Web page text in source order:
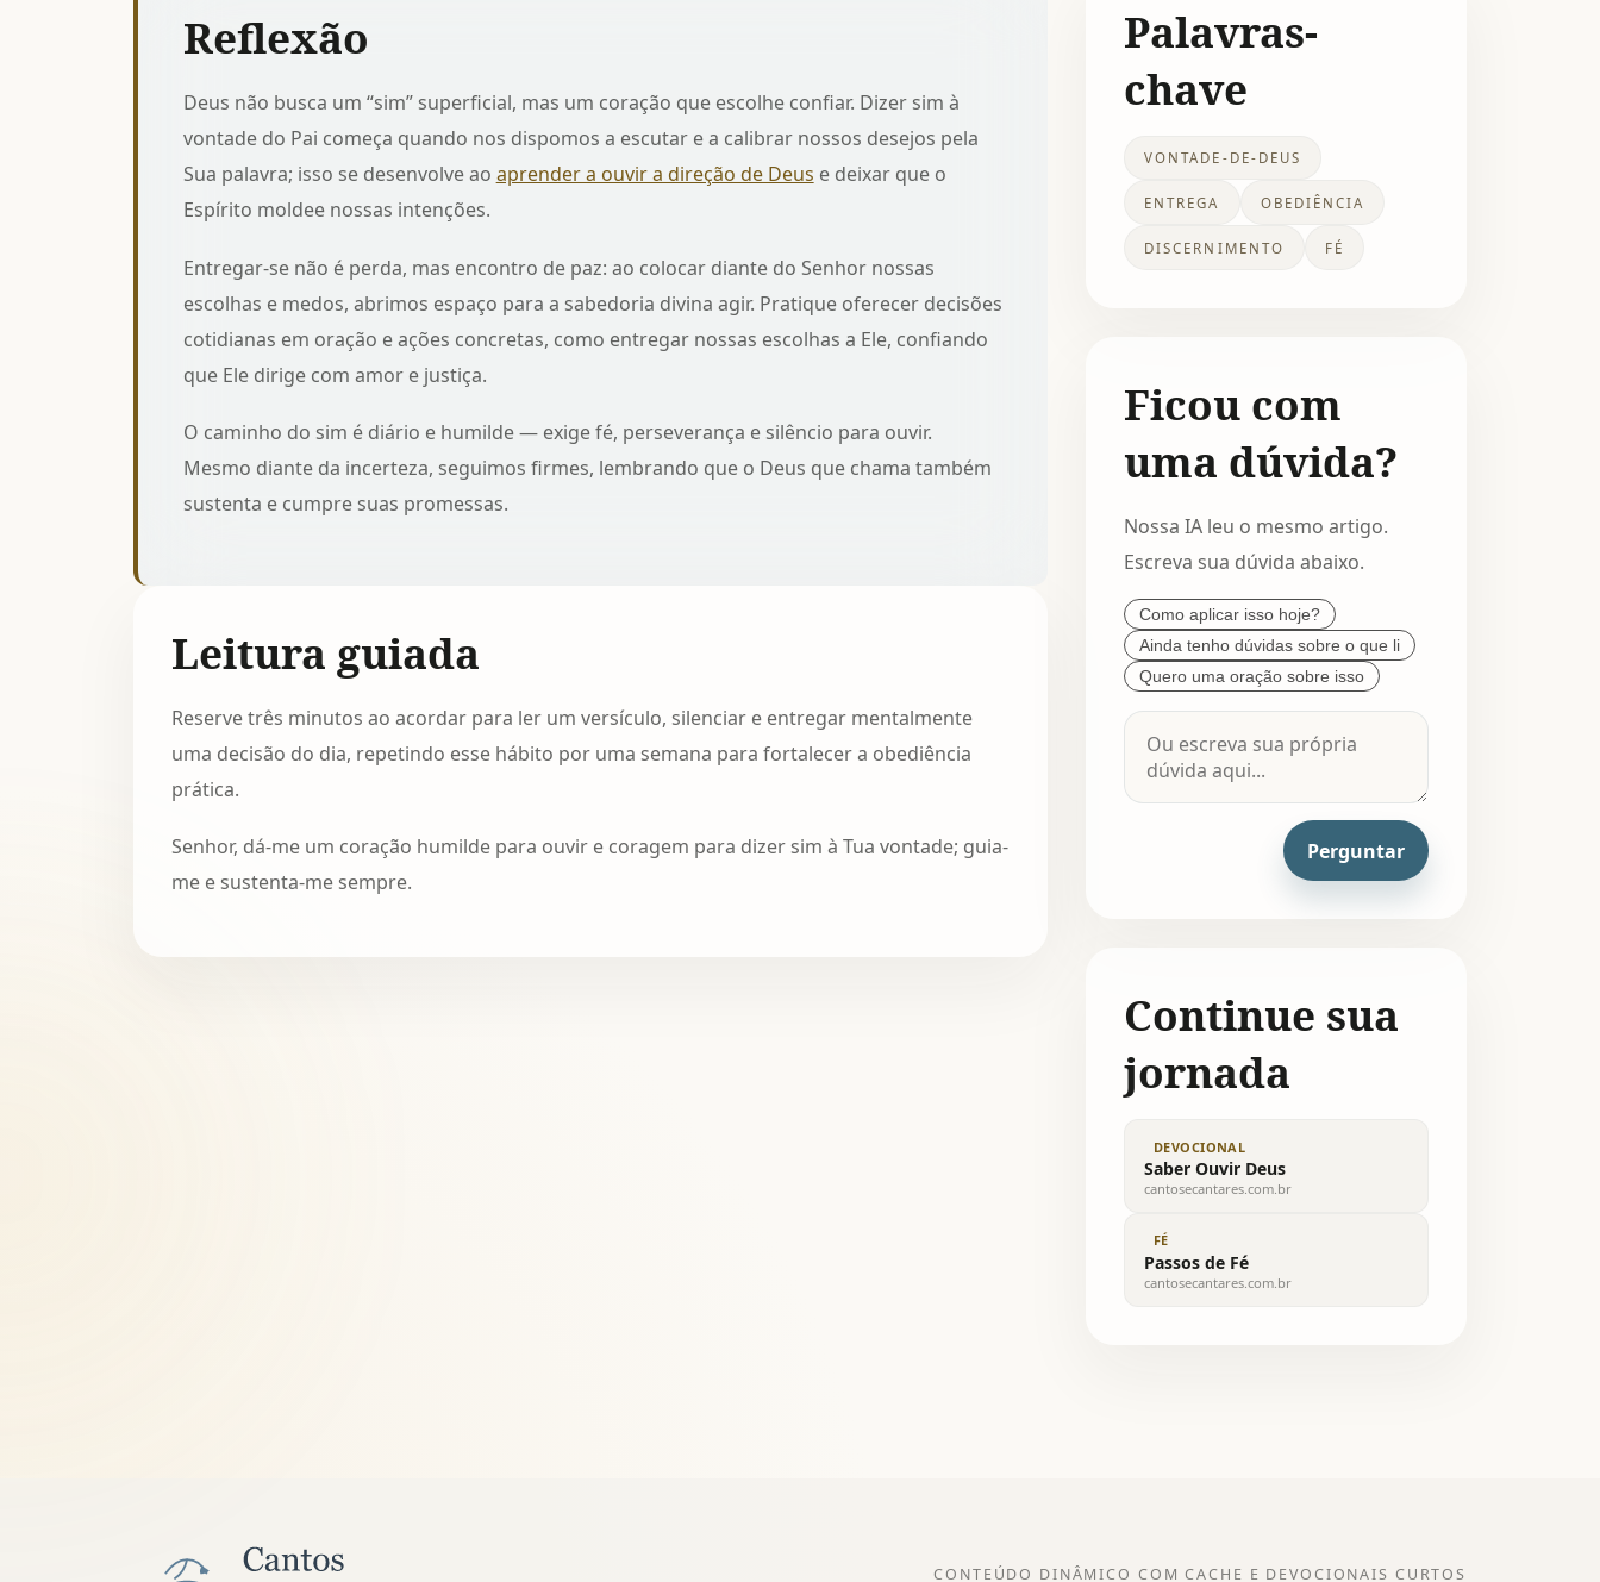
Reflexão
Deus não busca um “sim” superficial, mas um coração que escolhe confiar. Dizer sim à
vontade do Pai começa quando nos dispomos a escutar e a calibrar nossos desejos pela
Sua palavra; isso se desenvolve ao aprender a ouvir a direção de Deus e deixar que o
Espírito moldee nossas intenções.
Entregar-se não é perda, mas encontro de paz: ao colocar diante do Senhor nossas
escolhas e medos, abrimos espaço para a sabedoria divina agir. Pratique oferecer decisões
cotidianas em oração e ações concretas, como entregar nossas escolhas a Ele, confiando
que Ele dirige com amor e justiça.
O caminho do sim é diário e humilde — exige fé, perseverança e silêncio para ouvir.
Mesmo diante da incerteza, seguimos firmes, lembrando que o Deus que chama também
sustenta e cumpre suas promessas.
Leitura guiada
Reserve três minutos ao acordar para ler um versículo, silenciar e entregar mentalmente
uma decisão do dia, repetindo esse hábito por uma semana para fortalecer a obediência
prática.
Senhor, dá-me um coração humilde para ouvir e coragem para dizer sim à Tua vontade; guia-
me e sustenta-me sempre.
Palavras-
chave
VONTADE-DE-DEUS
ENTREGA OBEDIÊNCIA
DISCERNIMENTO FÉ
Ficou com
uma dúvida?
Nossa IA leu o mesmo artigo.
Escreva sua dúvida abaixo.
Como aplicar isso hoje?
Ainda tenho dúvidas sobre o que li
Quero uma oração sobre isso
Perguntar
Continue sua
jornada
DEVOCIONAL
Saber Ouvir Deus
cantosecantares.com.br
FÉ
Passos de Fé
cantosecantares.com.br
CONTEÚDO DINÂMICO COM CACHE E DEVOCIONAIS CURTOS